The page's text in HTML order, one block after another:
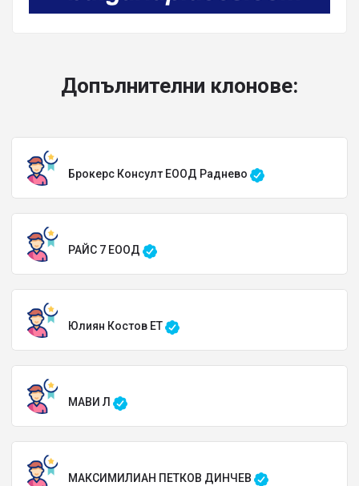
Допълнителни клонове:
Брокерс Консулт ЕООД Раднево
РАЙС 7 ЕООД
Юлиян Костов ЕТ
МАВИ Л
МАКСИМИЛИАН ПЕТКОВ ДИНЧЕВ